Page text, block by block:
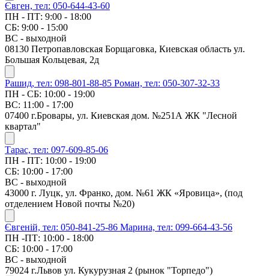
Євген, тел: 050-644-43-60
ПН - ПТ: 9:00 - 18:00
СБ: 9:00 - 15:00
ВС - выходной
08130 Петропавловская Борщаговка, Киевская область ул.
Большая Кольцевая, 2д
Рашид, тел: 098-801-88-85 Роман, тел: 050-307-32-33
ПН - СБ: 10:00 - 19:00
ВС: 11:00 - 17:00
07400 г.Бровары, ул. Киевская дом. №251А ЖК "Лесной
квартал"
Тарас, тел: 097-609-85-06
ПН - ПТ: 10:00 - 19:00
СБ: 10:00 - 17:00
ВС - выходной
43000 г. Луцк, ул. Франко, дом. №61 ЖК «Яровица», (под
отделением Новой почты №20)
Євгеній, тел: 050-841-25-86 Марина, тел: 099-664-43-56
ПН -ПТ: 10:00 - 18:00
СБ: 10:00 - 17:00
ВС - выходной
79024 г.Львов ул. Кукурузная 2 (рынок "Торпедо")